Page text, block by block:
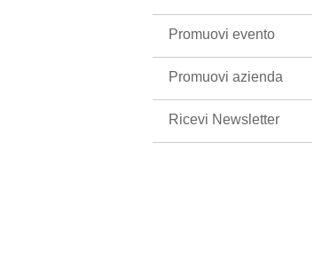
Promuovi evento
Promuovi azienda
Ricevi Newsletter